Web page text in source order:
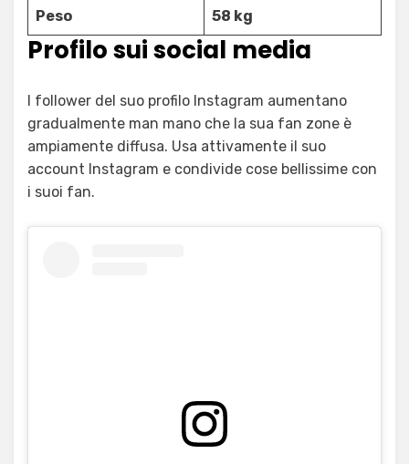
Peso 58 kg
Profilo sui social media
I follower del suo profilo Instagram aumentano
gradualmente man mano che la sua fan zone è
ampiamente diffusa. Usa attivamente il suo
account Instagram e condivide cose bellissime con
i suoi fan.